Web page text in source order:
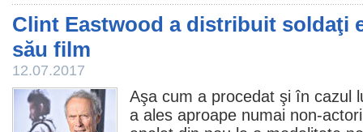
Clint Eastwood a distribuit soldaţi
său film
12.07.2017
Aşa cum a procedat şi în cazul
a ales aproape numai non-